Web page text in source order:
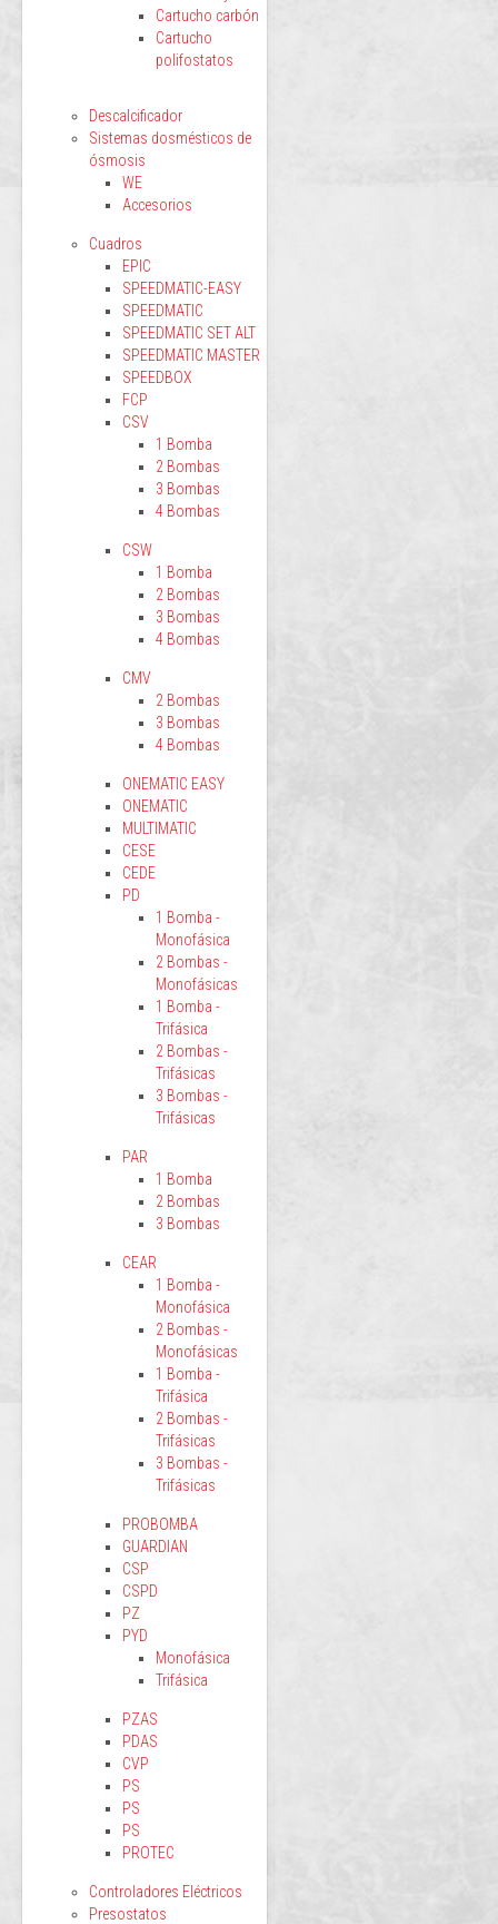
Cartucho carbón
Cartucho
polifostatos
Descalcificador
Sistemas dosmésticos de
ósmosis
WE
Accesorios
Cuadros
EPIC
SPEEDMATIC-EASY
SPEEDMATIC
SPEEDMATIC SET ALT
SPEEDMATIC MASTER
SPEEDBOX
FCP
CSV
1 Bomba
2 Bombas
3 Bombas
4 Bombas
CSW
1 Bomba
2 Bombas
3 Bombas
4 Bombas
CMV
2 Bombas
3 Bombas
4 Bombas
ONEMATIC EASY
ONEMATIC
MULTIMATIC
CESE
CEDE
PD
1 Bomba -
Monofásica
2 Bombas -
Monofásicas
1 Bomba -
Trifásica
2 Bombas -
Trifásicas
3 Bombas -
Trifásicas
PAR
1 Bomba
2 Bombas
3 Bombas
CEAR
1 Bomba -
Monofásica
2 Bombas -
Monofásicas
1 Bomba -
Trifásica
2 Bombas -
Trifásicas
3 Bombas -
Trifásicas
PROBOMBA
GUARDIAN
CSP
CSPD
PZ
PYD
Monofásica
Trifásica
PZAS
PDAS
CVP
PS
PS
PS
PROTEC
Controladores Eléctricos
Presostatos